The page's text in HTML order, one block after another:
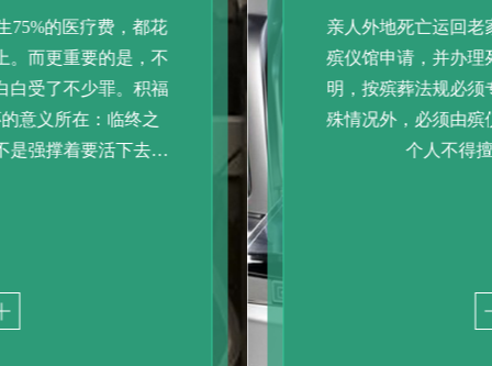
亲人外地死亡运回老家，当事人需要向当地
殡仪馆申请，并办理死亡证明和户口注销证
明，按殡葬法规必须专用殡葬车运送。除特
殊情况外，必须由殡仪馆承办，任何单位和
个人不得擅自承办……